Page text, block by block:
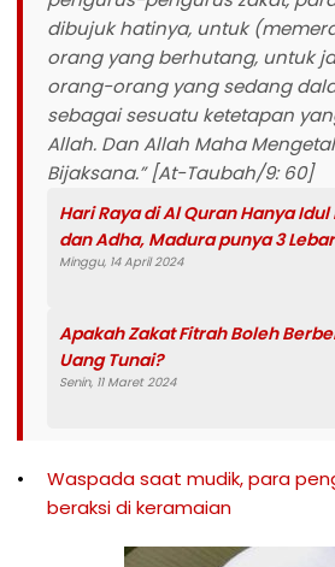
dibujuk hatinya, untuk
orang yang berhutang, untuk
orang-orang yang sedang
sebagai sesuatu ketetapan
Allah. Dan Allah Maha
Bijaksana.” [At-Taubah/9: 60]
Hari Raya di Al Quran Hanya Idul
dan Adha, Madura punya 3
Minggu, 14 April 2024
Apakah Zakat Fitrah Boleh
Uang Tunai?
Senin, 11 Maret 2024
Waspada saat mudik, para
beraksi di keramaian